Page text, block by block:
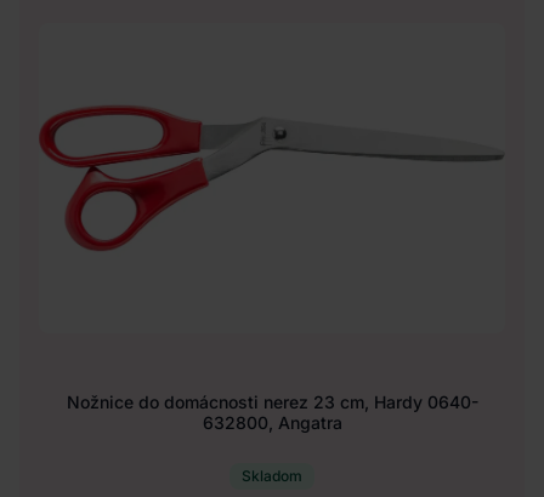
Nožnice do domácnosti nerez 23 cm, Hardy 0640-
632800, Angatra
Skladom